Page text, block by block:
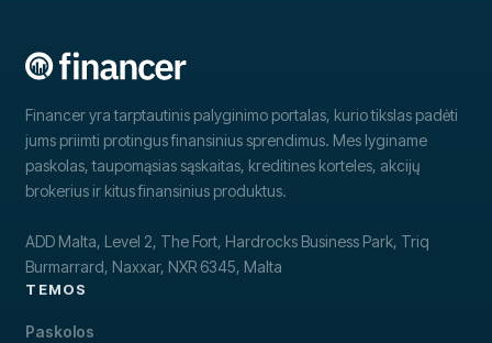
Financer yra tarptautinis palyginimo portalas, kurio tikslas padėti
jums priimti protingus finansinius sprendimus. Mes lyginame
paskolas, taupomąsias sąskaitas, kreditines korteles, akcijų
brokerius ir kitus finansinius produktus.
ADD Malta, Level 2, The Fort, Hardrocks Business Park, Triq
Burmarrard, Naxxar, NXR 6345, Malta
TEMOS
Paskolos